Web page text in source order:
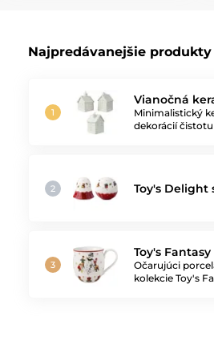
Najpredávanejšie produkty
Vianočná
Minimalistický
dekorácií
Toy's Delight
Toy's
Očarujúci
kolekcie Toy's